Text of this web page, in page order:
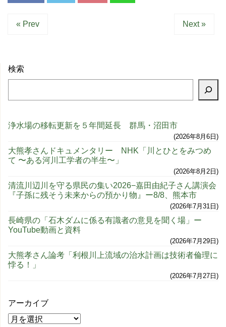
« Prev Next »
検索
浄水場の移転更新を５年間延長 群馬・沼田市
2026年8月6日
大熊孝さんドキュメンタリー NHK「川とひとをみつめ
て 〜ある河川工学者の半生〜」
2026年8月2日
清流川辺川を守る県民の集い2026−嘉田由紀子さん講演会
『子孫に残そう未来からの預かり物』ー8/8、熊本市
2026年7月31日
長崎県の「石木ダムに係る有識者の意見を聞く場」ー
YouTube動画と資料
2026年7月29日
大熊孝さん論考「利根川上流域の治水計画は技術者倫理に
悖る！」
2026年7月27日
アーカイブ